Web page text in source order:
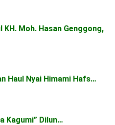
KH. Moh. Hasan Genggong,
Haul Nyai Himami Hafs…
Kagumi” Dilun…